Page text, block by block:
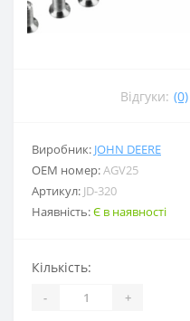
Відгуки: (0)
Виробник: JOHN DEERE
ОЕМ номер:AGV25
Артикул: JD-320
Наявність:Є в наявності
Кількість:
- +